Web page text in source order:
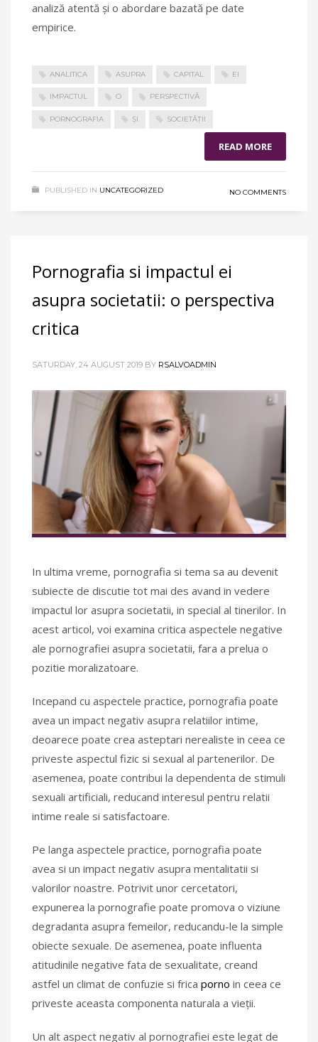
analiză atentă și o abordare bazată pe date
empirice.
ANALITICA ASUPRA CAPITAL EI
IMPACTUL O PERSPECTIVĂ
PORNOGRAFIA ȘI SOCIETĂȚII
READ MORE
PUBLISHED IN UNCATEGORIZED NO COMMENTS
Pornografia si impactul ei
asupra societatii: o perspectiva
critica
SATURDAY, 24 AUGUST 2019 BY RSALVOADMIN
In ultima vreme, pornografia si tema sa au devenit
subiecte de discutie tot mai des avand in vedere
impactul lor asupra societatii, in special al tinerilor. In
acest articol, voi examina critica aspectele negative
ale pornografiei asupra societatii, fara a prelua o
pozitie moralizatoare.
Incepand cu aspectele practice, pornografia poate
avea un impact negativ asupra relatiilor intime,
deoarece poate crea asteptari nerealiste in ceea ce
priveste aspectul fizic si sexual al partenerilor. De
asemenea, poate contribui la dependenta de stimuli
sexuali artificiali, reducand interesul pentru relatii
intime reale si satisfactoare.
Pe langa aspectele practice, pornografia poate
avea si un impact negativ asupra mentalitatii si
valorilor noastre. Potrivit unor cercetatori,
expunerea la pornografie poate promova o viziune
degradanta asupra femeilor, reducandu-le la simple
obiecte sexuale. De asemenea, poate influenta
atitudinile negative fata de sexualitate, creand
astfel un climat de confuzie si frica porno in ceea ce
priveste aceasta componenta naturala a vieții.
Un alt aspect negativ al pornografiei este legat de